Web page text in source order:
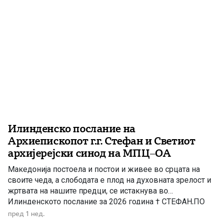
Илинденско послание на
Архиепископот г.г. Стефан и Светиот
архијерејски синод на МПЦ–ОА
Македонија постоела и постои и живее во срцата на
своите чеда, а слободата е плод на духовната зрелост и
жртвата на нашите предци, се истакнува во
Илинденското послание за 2026 година † СТЕФАН,ПО
МИЛОСТА БОЖЈА,АРХИЕПИСКОП ОХРИДСКИ И
пред 1 нед.